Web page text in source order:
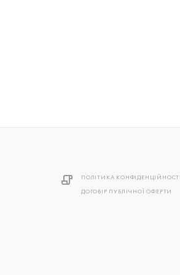
ПОЛІТИКА КОНФІДЕНЦІЙНОСТІ
ДОГОВІР ПУБЛІЧНОЇ ОФЕРТИ